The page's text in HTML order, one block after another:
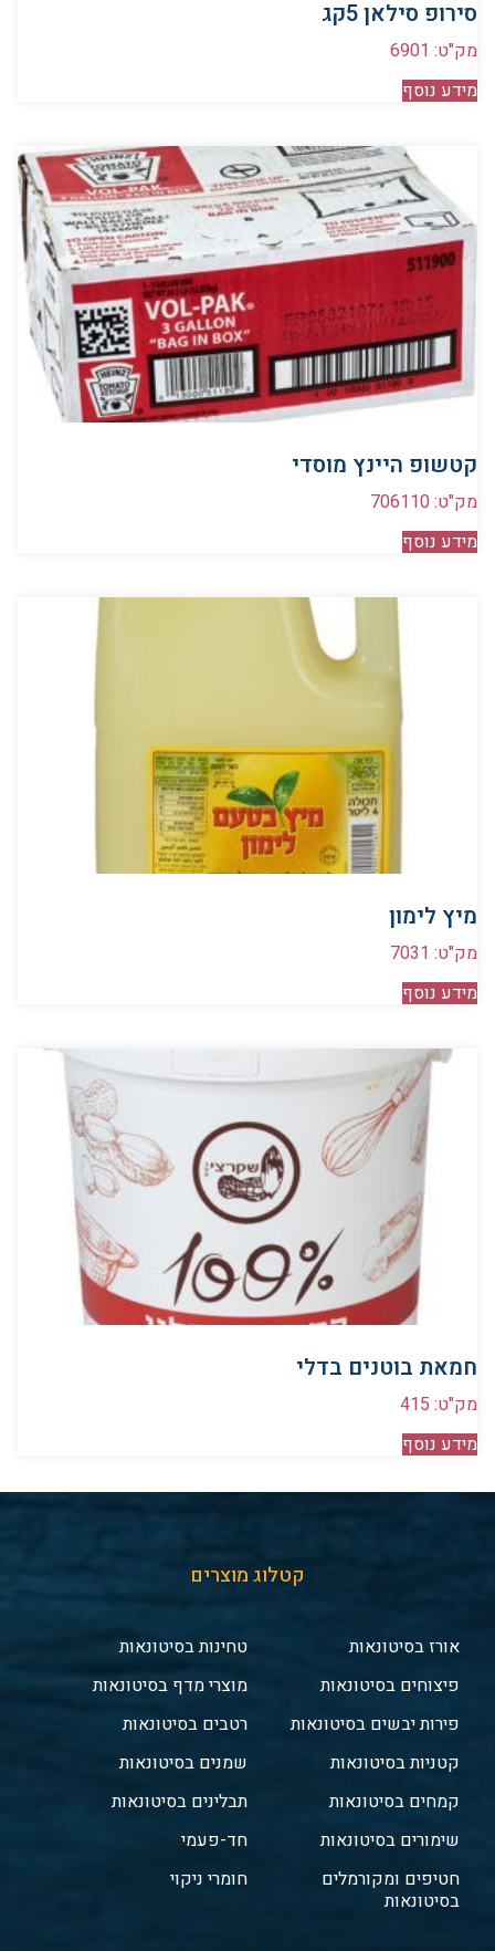
סירופ סילאן 5קג
מק"ט: 6901
מידע נוסף
קטשופ היינץ מוסדי
מק"ט: 706110
מידע נוסף
מיץ לימון
מק"ט: 7031
מידע נוסף
חמאת בוטנים בדלי
מק"ט: 415
מידע נוסף
קטלוג מוצרים
אורז בסיטונאות
פיצוחים בסיטונאות
פירות יבשים בסיטונאות
קטניות בסיטונאות
קמחים בסיטונאות
שימורים בסיטונאות
חטיפים ומקורמלים
בסיטונאות
טחינות בסיטונאות
מוצרי מדף בסיטונאות
רטבים בסיטונאות
שמנים בסיטונאות
תבלינים בסיטונאות
חד-פעמי
חומרי ניקוי